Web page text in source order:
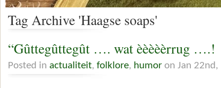
Tag Archive 'Haagse soaps'
“Gûttegûttegût …. wat èèèèèrrug ….!
Posted in actualiteit, folklore, humor on Jan 22nd,